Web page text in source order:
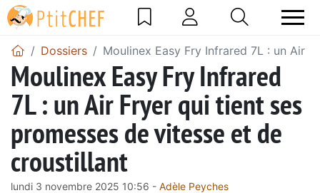
Dossiers Moulinex Easy Fry Infrared 7L : un Air
Moulinex Easy Fry Infrared
7L : un Air Fryer qui tient ses
promesses de vitesse et de
croustillant
lundi 3 novembre 2025 10:56 - Adèle Peyches